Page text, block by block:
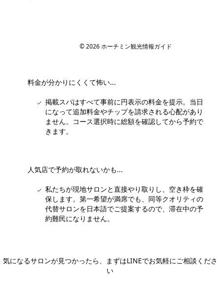
© 2026 ホーチミン観光情報ガイド
点を残さず予約できます。
料金が分かりにくくて怖い...
掲載スパはすべて事前に円表示の料金を提示。当日
になって追加料金やチップを請求される心配があり
ません。コース選択時に総額を確認してから予約で
きます。
人気店で予約が取れないかも...
私たちが現地サロンと直接やり取りし、空き枠を確
保します。第一希望が満席でも、同等クオリティの
代替サロンを日本語でご提案するので、滞在中の予
約難民になりません。
気になるサロンが見つかったら、まずはLINEでお気軽にご相談くださ
い